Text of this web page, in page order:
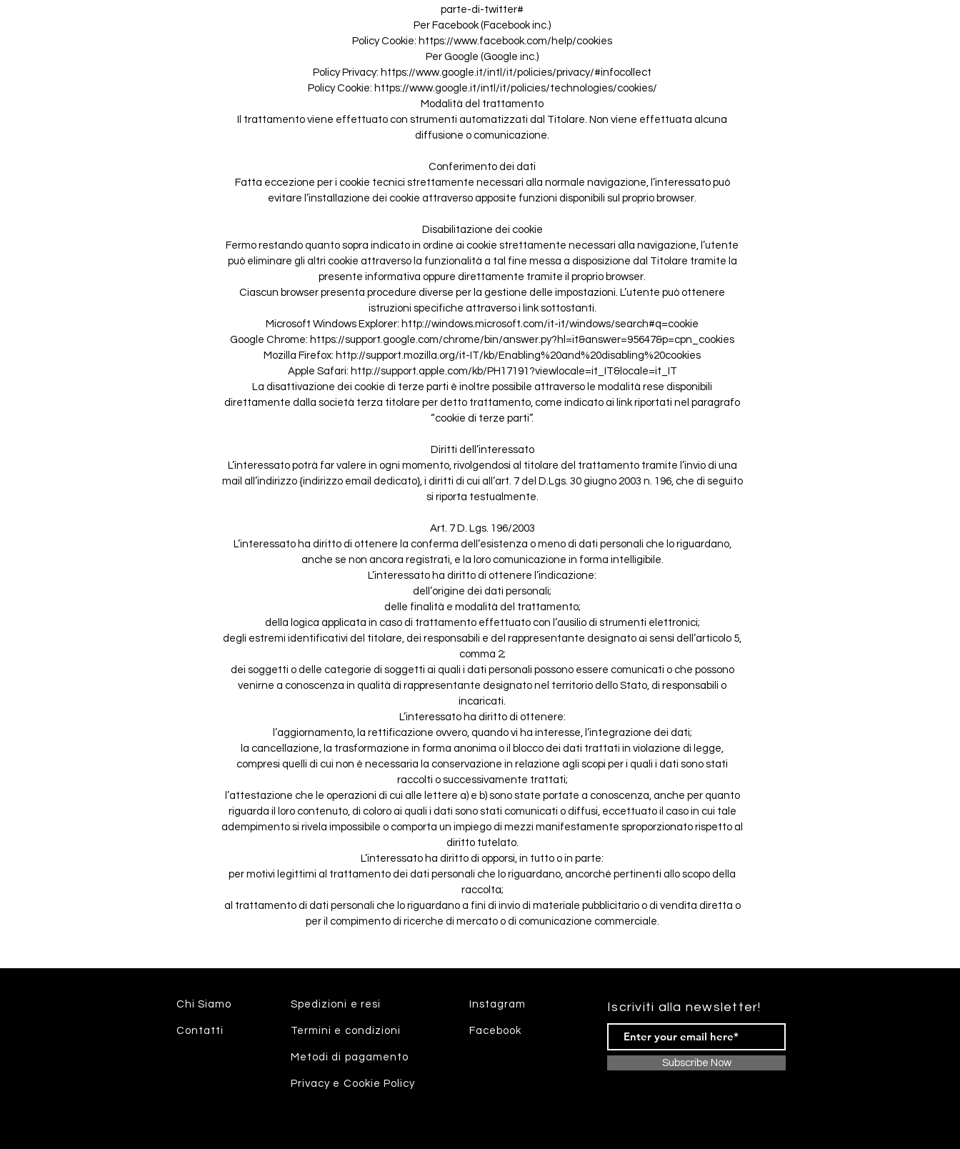
parte-di-twitter#
Per Facebook (Facebook inc.)
Policy Cookie: https://www.facebook.com/help/cookies
Per Google (Google inc.)
Policy Privacy: https://www.google.it/intl/it/policies/privacy/#infocollect
Policy Cookie: https://www.google.it/intl/it/policies/technologies/cookies/
Modalità del trattamento
Il trattamento viene effettuato con strumenti automatizzati dal Titolare. Non viene effettuata alcuna
diffusione o comunicazione.
Conferimento dei dati
Fatta eccezione per i cookie tecnici strettamente necessari alla normale navigazione, l’interessato può
evitare l’installazione dei cookie attraverso apposite funzioni disponibili sul proprio browser.
Disabilitazione dei cookie
Fermo restando quanto sopra indicato in ordine ai cookie strettamente necessari alla navigazione, l’utente
può eliminare gli altri cookie attraverso la funzionalità a tal fine messa a disposizione dal Titolare tramite la
presente informativa oppure direttamente tramite il proprio browser.
Ciascun browser presenta procedure diverse per la gestione delle impostazioni. L’utente può ottenere
istruzioni specifiche attraverso i link sottostanti.
Microsoft Windows Explorer: http://windows.microsoft.com/it-it/windows/search#q=cookie
Google Chrome: https://support.google.com/chrome/bin/answer.py?hl=it&answer=95647&p=cpn_cookies
Mozilla Firefox: http://support.mozilla.org/it-IT/kb/Enabling%20and%20disabling%20cookies
Apple Safari: http://support.apple.com/kb/PH17191?viewlocale=it_IT&locale=it_IT
La disattivazione dei cookie di terze parti è inoltre possibile attraverso le modalità rese disponibili
direttamente dalla società terza titolare per detto trattamento, come indicato ai link riportati nel paragrafo
“cookie di terze parti”.
Diritti dell’interessato
L’interessato potrà far valere in ogni momento, rivolgendosi al titolare del trattamento tramite l’invio di una
mail all’indirizzo {indirizzo email dedicato}, i diritti di cui all’art. 7 del D.Lgs. 30 giugno 2003 n. 196, che di seguito
si riporta testualmente.
Art. 7 D. Lgs. 196/2003
L’interessato ha diritto di ottenere la conferma dell’esistenza o meno di dati personali che lo riguardano,
anche se non ancora registrati, e la loro comunicazione in forma intelligibile.
L’interessato ha diritto di ottenere l’indicazione:
dell’origine dei dati personali;
delle finalità e modalità del trattamento;
della logica applicata in caso di trattamento effettuato con l’ausilio di strumenti elettronici;
degli estremi identificativi del titolare, dei responsabili e del rappresentante designato ai sensi dell’articolo 5,
comma 2;
dei soggetti o delle categorie di soggetti ai quali i dati personali possono essere comunicati o che possono
venirne a conoscenza in qualità di rappresentante designato nel territorio dello Stato, di responsabili o
incaricati.
L’interessato ha diritto di ottenere:
l’aggiornamento, la rettificazione ovvero, quando vi ha interesse, l’integrazione dei dati;
la cancellazione, la trasformazione in forma anonima o il blocco dei dati trattati in violazione di legge,
compresi quelli di cui non è necessaria la conservazione in relazione agli scopi per i quali i dati sono stati
raccolti o successivamente trattati;
l’attestazione che le operazioni di cui alle lettere a) e b) sono state portate a conoscenza, anche per quanto
riguarda il loro contenuto, di coloro ai quali i dati sono stati comunicati o diffusi, eccettuato il caso in cui tale
adempimento si rivela impossibile o comporta un impiego di mezzi manifestamente sproporzionato rispetto al
diritto tutelato.
L’interessato ha diritto di opporsi, in tutto o in parte:
per motivi legittimi al trattamento dei dati personali che lo riguardano, ancorché pertinenti allo scopo della
raccolta;
al trattamento di dati personali che lo riguardano a fini di invio di materiale pubblicitario o di vendita diretta o
per il compimento di ricerche di mercato o di comunicazione commerciale.
Chi Siamo
Contatti
Spedizioni e resi
Termini e condizioni
Metodi di pagamento
Privacy e Cookie Policy
Instagram
Facebook
Iscriviti alla newsletter!
Subscribe Now